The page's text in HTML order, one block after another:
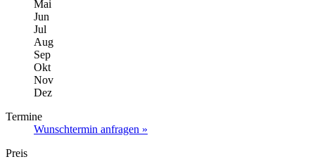
Mai
Jun
Jul
Aug
Sep
Okt
Nov
Dez
Termine
Wunschtermin anfragen »
Preis